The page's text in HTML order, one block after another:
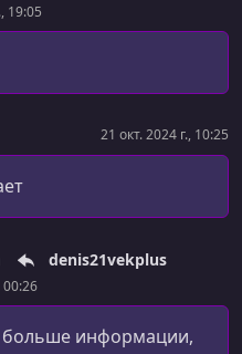
19:05
21 окт. 2024 г., 10:25
denis21vekplus
00:26
информации,